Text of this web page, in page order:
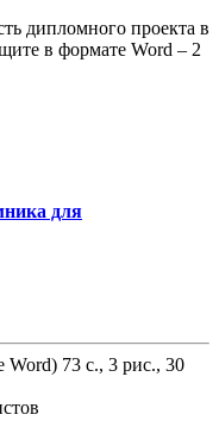
дипломного проекта в
в формате Word – 2
для
Word) 73 с., 3 рис., 30